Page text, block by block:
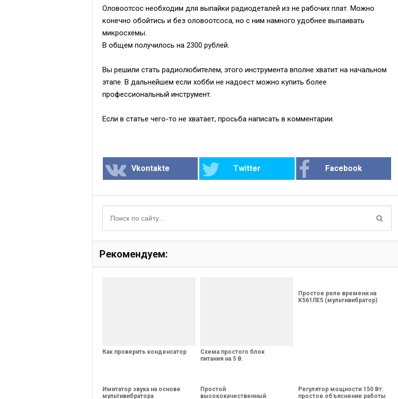
Оловоотсос необходим для выпайки радиодеталей из не рабочих плат. Можно
конечно обойтись и без оловоотсоса, но с ним намного удобнее выпаивать
микросхемы.
В общем получилось на 2300 рублей.
Вы решили стать радиолюбителем, этого инструмента вполне хватит на начальном
этапе. В дальнейшем если хобби не надоест можно купить более
профессиональный инструмент.
Если в статье чего-то не хватает, просьба написать в комментарии.
Vkontakte Twitter Facebook
Рекомендуем:
Как проверить конденсатор
Схема простого блок
питания на 5 В.
Простое реле времени на
К561ЛЕ5 (мультивибратор)
Имитатор звука на основе
мультивибратора
Простой
высококачественный
Регулятор мощности 150 Вт:
простое объяснение работы